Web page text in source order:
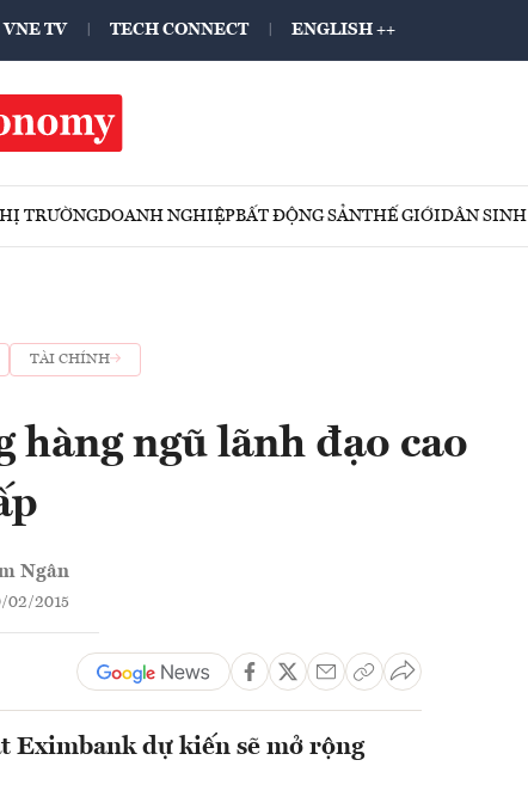
VNE TV TECH CONNECT ENGLISH ++
TRƯỜNGDOANH NGHIỆPBẤT ĐỘNG SẢNTHẾ GIỚIDÂN SINH
TÀI CHÍNH
ngũ lãnh đạo cao
Ngân
02/2015
Eximbank dự kiến sẽ mở rộng